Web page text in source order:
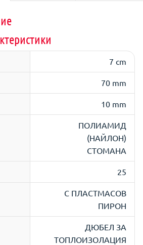
7 cm
70 mm
10 mm
ПОЛИАМИД
(НАЙЛОН)
СТОМАНА
25
С ПЛАСТМАСОВ
ПИРОН
ДЮБЕЛ ЗА
ТОПЛОИЗОЛАЦИЯ